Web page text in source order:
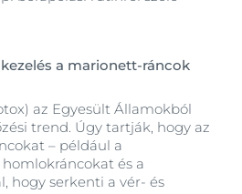
a marionett‑ráncok
az Egyesült Államokból
trend. Úgy tartják, hogy az
– például a
és a
hogy serkenti a vér- és